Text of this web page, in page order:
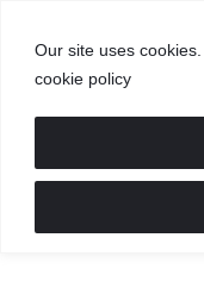
Our site uses
cookie policy
GROŽIS
MADA